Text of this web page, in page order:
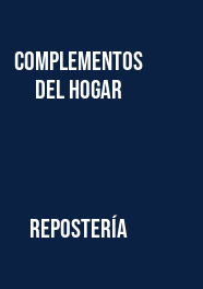
Complementos
del hogar
Repostería